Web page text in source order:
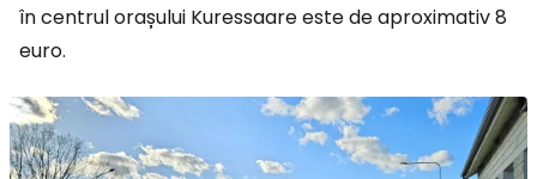
în centrul orașului Kuressaare este de aproximativ 8
euro.